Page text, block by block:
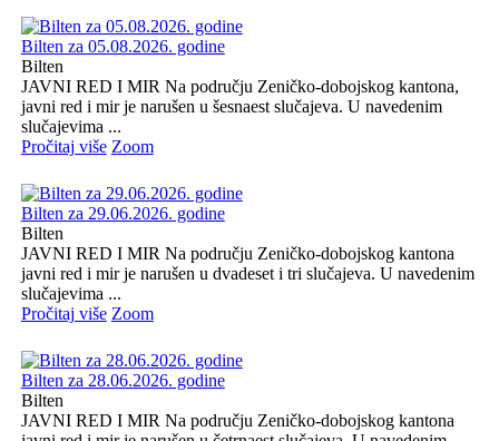
Bilten za 05.08.2026. godine
Bilten
JAVNI RED I MIR Na području Zeničko-dobojskog kantona,
javni red i mir je narušen u šesnaest slučajeva. U navedenim
slučajevima ...
Pročitaj više Zoom
Bilten za 29.06.2026. godine
Bilten
JAVNI RED I MIR Na području Zeničko-dobojskog kantona
javni red i mir je narušen u dvadeset i tri slučajeva. U navedenim
slučajevima ...
Pročitaj više Zoom
Bilten za 28.06.2026. godine
Bilten
JAVNI RED I MIR Na području Zeničko-dobojskog kantona